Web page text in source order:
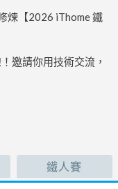
煉【2026 iThome 鐵
邀請你用技術交流，
鐵人賽